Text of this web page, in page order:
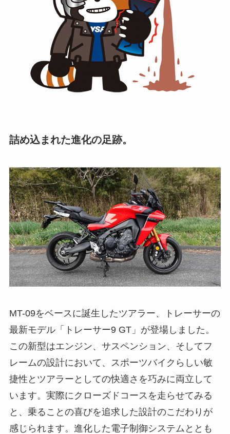
詰め込まれた進化の足跡。
MT-09をベースに誕生したツアラー、トレーサーの
最新モデル「トレーサー9 GT」が登場しました。
この新型はエンジン、サスペンション、そしてフ
レームの設計において、スポーツバイクらしい敏
捷性とツアラーとしての快適さを巧みに両立して
います。実際にクローズドコースを走らせてみる
と、乗ることの喜びを追求した設計のこだわりが
感じられます。進化した電子制御システムととも